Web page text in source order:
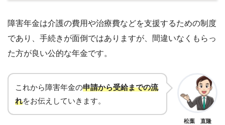
障害年金は介護の費用や治療費などを支援するための制度
であり、手続きが面倒ではありますが、間違いなくもらっ
た方が良い公的な年金です。
これから障害年金の申請から受給までの流
れをお伝えしていきます。
松葉 直隆